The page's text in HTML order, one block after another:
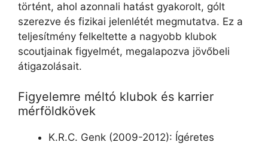
történt, ahol azonnali hatást gyakorolt, gólt
szerezve és fizikai jelenlétét megmutatva. Ez a
teljesítmény felkeltette a nagyobb klubok
scoutjainak figyelmét, megalapozva jövőbeli
átigazolásait.
Figyelemre méltó klubok és karrier
mérföldkövek
K.R.C. Genk (2009-2012): Ígéretes